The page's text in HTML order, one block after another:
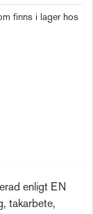
finns i lager hos
enligt EN
takarbete,